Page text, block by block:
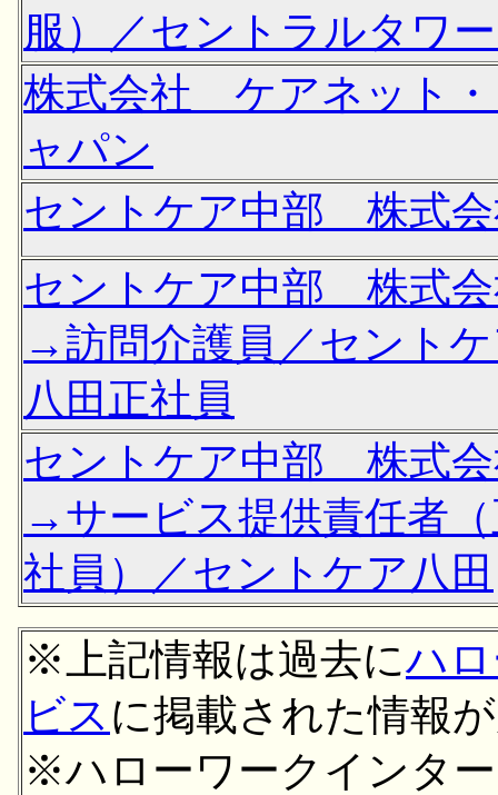
服）／セントラルタワ
株式会社 ケアネット
ャパン
セントケア中部 株式
セントケア中部 株式
→訪問介護員／セント
八田正社員
セントケア中部 株式
→サービス提供責任者
社員）／セントケア八田
※上記情報は過去にハ
ビス に掲載された情報
※ハローワークインタ